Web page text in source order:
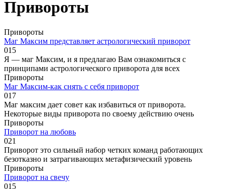
Привороты
Привороты
Маг Максим представляет астрологический приворот
015
Я — маг Максим, и я предлагаю Вам ознакомиться с
принципами астрологического приворота для всех
Привороты
Маг Максим-как снять с себя приворот
017
Маг максим дает совет как избавиться от приворота.
Некоторые виды приворота по своему действию очень
Привороты
Приворот на любовь
021
Приворот это сильный набор четких команд работающих
безотказно и затрагивающих метафизический уровень
Привороты
Приворот на свечу
015